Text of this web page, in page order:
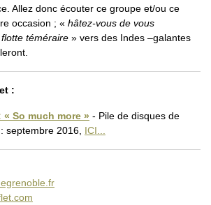
Allez donc écouter ce groupe et/ou ce
occasion ; « hâtez-vous de vous
téméraire » vers des Indes –galantes
:
« So much more » - Pile de disques de
septembre 2016, ICI...